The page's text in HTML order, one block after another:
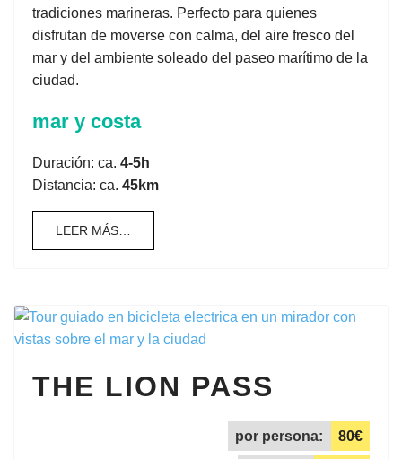
tradiciones marineras. Perfecto para quienes
disfrutan de moverse con calma, del aire fresco del
mar y del ambiente soleado del paseo marítimo de la
ciudad.
mar y costa
Duración: ca. 4-5h
Distancia: ca. 45km
LEER MÁS…
THE LION PASS
por persona: 80€